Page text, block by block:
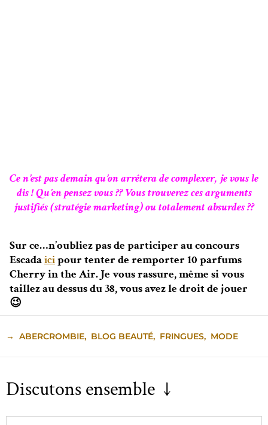
Ce n’est pas demain qu’on arrêtera de complexer, je vous le
dis ! Qu’en pensez vous ?? Vous trouverez ces arguments
justifiés (stratégie marketing) ou totalement absurdes ??
Sur ce…n’oubliez pas de participer au concours
Escadaicipour tenter de remporter 10 parfums
Cherry in the Air. Je vous rassure, même si vous
taillez au dessus du 38, vous avez le droit de jouer
😉
→ ABERCROMBIE, BLOG BEAUTÉ, FRINGUES, MODE
Discutons ensemble ↓